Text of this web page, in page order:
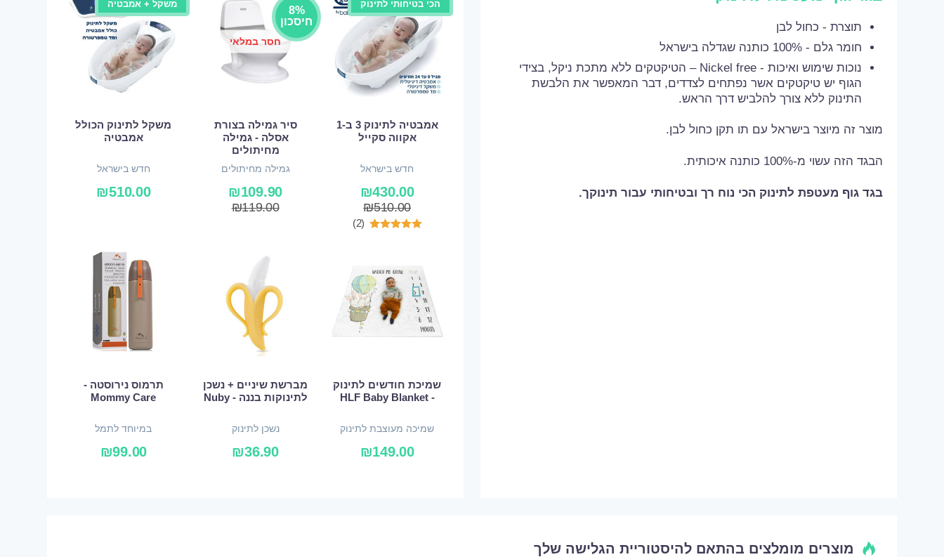
תוצרת - כחול לבן
חומר גלם - 100% כותנה שגדלה בישראל
נוכות שימוש ואיכות - Nickel free – הטיקטקים ללא מתכת ניקל, בצידי
הגוף יש טיקטקים אשר נפתחים לצדדים, דבר המאפשר את הלבשת
התינוק ללא צורך להלביש דרך הראש.
מוצר זה מיוצר בישראל עם תו תקן כחול לבן.
הבגד הזה עשוי מ-100% כותנה איכותית.
בגד גוף מעטפת לתינוק הכי נוח רך ובטיחותי עבור תינוקך.
הכי בטיחותי לתינוק
אמבטיה לתינוק 3 ב-1
אקווה סקייל
חדש בישראל
₪430.00
₪510.00
(2)
8%
חיסכון
חסר במלאי
סיר גמילה בצורת
אסלה - גמילה
מחיתולים
גמילה מחיתולים
₪109.90
₪119.00
משקל + אמבטיה
משקל לתינוק הכולל
אמבטיה
חדש בישראל
₪510.00
שמיכת חודשים לתינוק
- HLF Baby Blanket
שמיכה מעוצבת לתינוק
₪149.00
מברשת שיניים + נשכן
לתינוקות בננה - Nuby
נשכן לתינוק
₪36.90
תרמוס נירוסטה -
Mommy Care
במיוחד לתמל
₪99.00
מוצרים מומלצים בהתאם להיסטוריית הגלישה שלך